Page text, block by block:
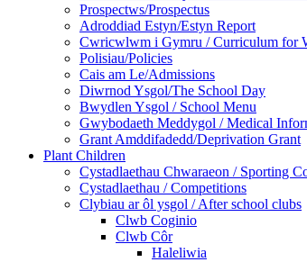
Prospectws/Prospectus
Adroddiad Estyn/Estyn Report
Cwricwlwm i Gymru / Curriculum for
Polisiau/Policies
Cais am Le/Admissions
Diwrnod Ysgol/The School Day
Bwydlen Ysgol / School Menu
Gwybodaeth Meddygol / Medical
Grant Amddifadedd/Deprivation Grant
Plant Children
Cystadlaethau Chwaraeon / Sporting
Cystadlaethau / Competitions
Clybiau ar ôl ysgol / After school clubs
Clwb Coginio
Clwb Côr
Haleliwia